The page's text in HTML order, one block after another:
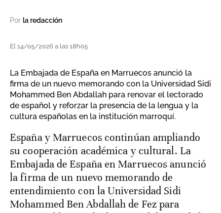
Por la redacción
El 14/05/2026 a las 18h05
La Embajada de España en Marruecos anunció la
firma de un nuevo memorando con la Universidad Sidi
Mohammed Ben Abdallah para renovar el lectorado
de español y reforzar la presencia de la lengua y la
cultura españolas en la institución marroquí.
España y Marruecos continúan ampliando
su cooperación académica y cultural. La
Embajada de España en Marruecos anunció
la firma de un nuevo memorando de
entendimiento con la Universidad Sidi
Mohammed Ben Abdallah de Fez para